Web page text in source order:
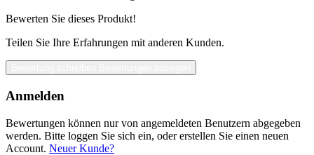
Bewerten Sie dieses Produkt!
Teilen Sie Ihre Erfahrungen mit anderen Kunden.
Anmelden
Bewertungen können nur von angemeldeten Benutzern abgegeben
werden. Bitte loggen Sie sich ein, oder erstellen Sie einen neuen
Account. Neuer Kunde?